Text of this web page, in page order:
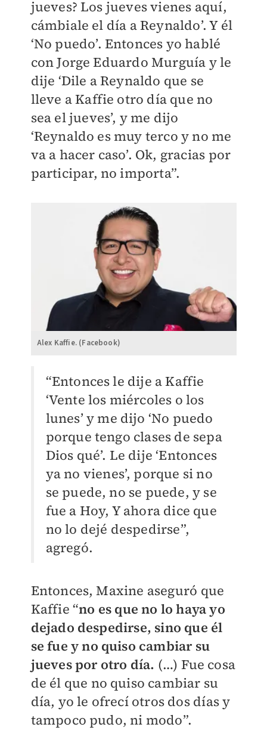
jueves? Los jueves vienes aquí,
cámbiale el día a Reynaldo’. Y él
‘No puedo’. Entonces yo hablé
con Jorge Eduardo Murguía y le
dije ‘Dile a Reynaldo que se
lleve a Kaffie otro día que no
sea el jueves’, y me dijo
‘Reynaldo es muy terco y no me
va a hacer caso’. Ok, gracias por
participar, no importa”.
Alex Kaffie. (Facebook)
“Entonces le dije a Kaffie
‘Vente los miércoles o los
lunes’ y me dijo ‘No puedo
porque tengo clases de sepa
Dios qué’. Le dije ‘Entonces
ya no vienes’, porque si no
se puede, no se puede, y se
fue a Hoy, Y ahora dice que
no lo dejé despedirse”,
agregó.
Entonces, Maxine aseguró que
Kaffie “no es que no lo haya yo
dejado despedirse, sino que él
se fue y no quiso cambiar su
jueves por otro día. (…) Fue cosa
de él que no quiso cambiar su
día, yo le ofrecí otros dos días y
tampoco pudo, ni modo”.